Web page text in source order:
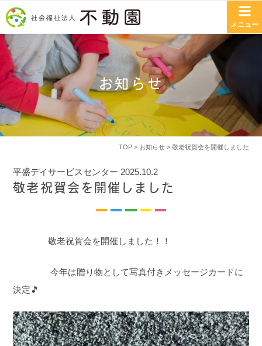
コンテンツへスキップ
お知らせ
メニュー
TOP> お知らせ> 敬老祝賀会を開催しました
平盛デイサービスセンター 2025.10.2
敬老祝賀会を開催しました
敬老祝賀会を開催しました！！
今年は贈り物として写真付きメッセージカードに
決定🎵